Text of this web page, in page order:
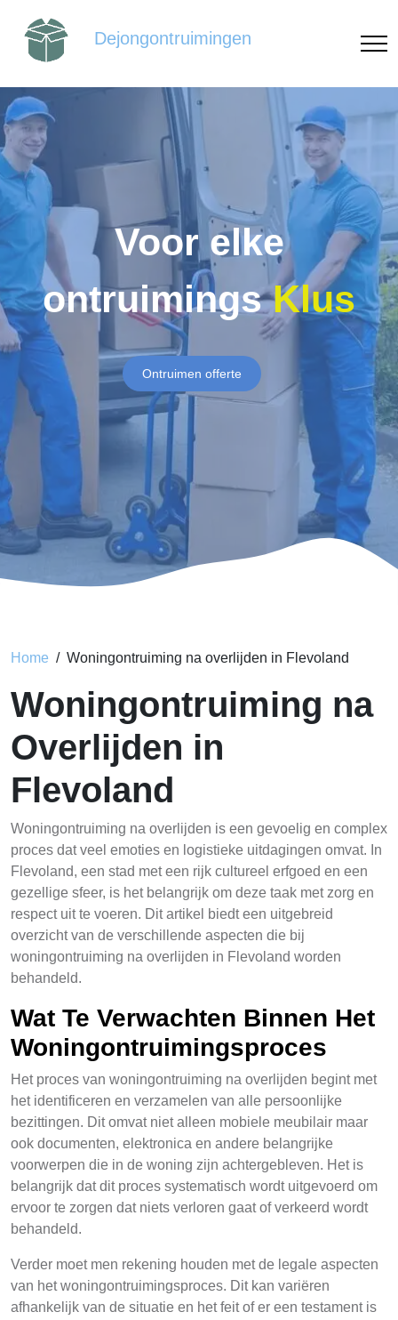
Dejongontruimingen
Voor elke
ontruimingsKlus
Ontruimen offerte
Home Woningontruiming na overlijden in Flevoland
Woningontruiming na
Overlijden in
Flevoland
Woningontruiming na overlijden is een gevoelig en complex
proces dat veel emoties en logistieke uitdagingen omvat. In
Flevoland, een stad met een rijk cultureel erfgoed en een
gezellige sfeer, is het belangrijk om deze taak met zorg en
respect uit te voeren. Dit artikel biedt een uitgebreid
overzicht van de verschillende aspecten die bij
woningontruiming na overlijden in Flevoland worden
behandeld.
Wat Te Verwachten Binnen Het
Woningontruimingsproces
Het proces van woningontruiming na overlijden begint met
het identificeren en verzamelen van alle persoonlijke
bezittingen. Dit omvat niet alleen mobiele meubilair maar
ook documenten, elektronica en andere belangrijke
voorwerpen die in de woning zijn achtergebleven. Het is
belangrijk dat dit proces systematisch wordt uitgevoerd om
ervoor te zorgen dat niets verloren gaat of verkeerd wordt
behandeld.
Verder moet men rekening houden met de legale aspecten
van het woningontruimingsproces. Dit kan variëren
afhankelijk van de situatie en het feit of er een testament is